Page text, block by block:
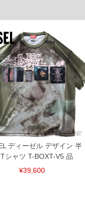
さい。
させて頂いております。予め
品は1本につき税込6,000円以
）となります。）
ます。
予めご了承下さい。
にファスナーや調節ひもが付
、お客様がご使用の環境（コ
合がございます。予めご了承
ディーゼル デザイン 半
シャツ T-BOXT-V5 品
¥39,600